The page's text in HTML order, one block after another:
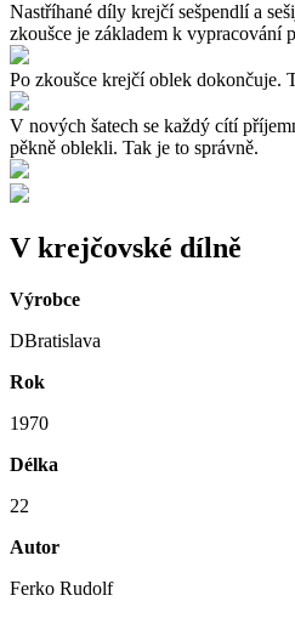
Nastříhané díly krejčí sešpendlí a
zkoušce je základem k vypracování
Po zkoušce krejčí oblek dokončuje.
V nových šatech se každý cítí
pěkně oblekli. Tak je to správně.
V krejčovské dílně
Výrobce
DBratislava
Rok
1970
Délka
22
Autor
Ferko Rudolf